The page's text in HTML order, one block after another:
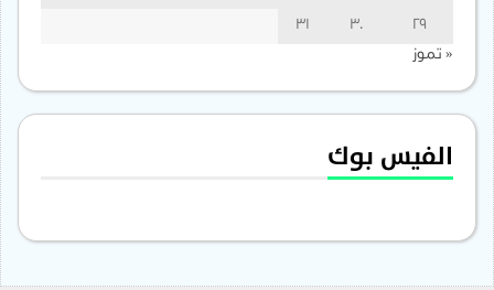
29
30
31
« تموز
الفيس بوك